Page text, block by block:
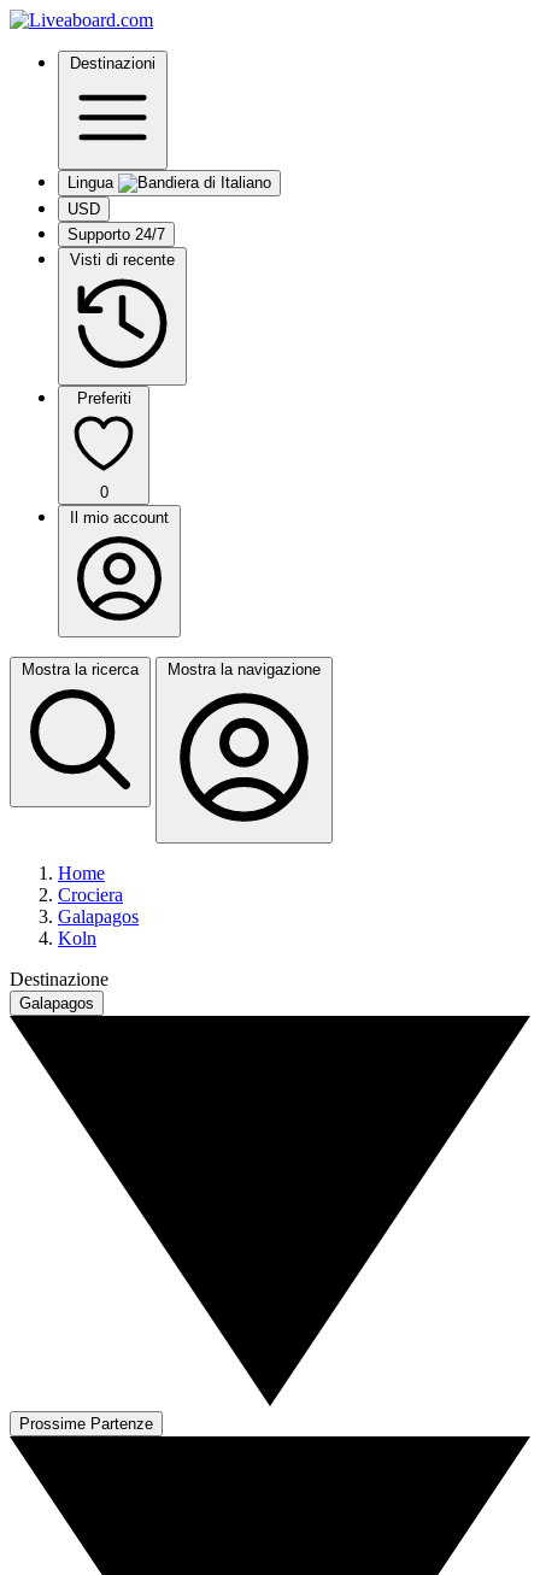
Destinazioni
Lingua
USD
Supporto 24/7
Visti di recente
Preferiti
0
Il mio account
Mostra la ricerca Mostra la navigazione
Home
Crociera
Galapagos
Koln
Destinazione
Galapagos
Prossime Partenze